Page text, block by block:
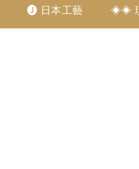
🅙 日本工藝 ◈◈